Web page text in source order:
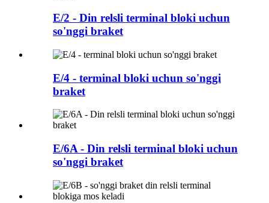
E/2 - Din relsli terminal bloki uchun
so'nggi braket
E/4 - terminal bloki uchun so'nggi
braket
E/6A - Din relsli terminal bloki uchun
so'nggi braket